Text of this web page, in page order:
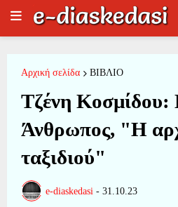
Αρχική σελίδα ΒΙΒΛΙΟ
Τζένη Κοσμίδου:
Άνθρωπος, "Η
ταξιδιού"
e-diaskedasi - 31.10.23